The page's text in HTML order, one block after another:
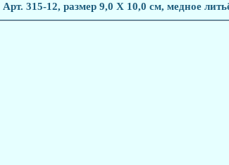
Арт. 315-12, размер 9,0 Х 10,0 см, медное